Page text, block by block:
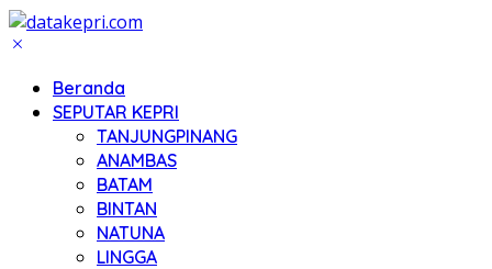
Beranda
SEPUTAR KEPRI
TANJUNGPINANG
ANAMBAS
BATAM
BINTAN
NATUNA
LINGGA